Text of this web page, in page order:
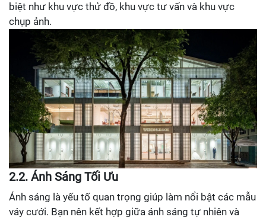
biệt như khu vực thử đồ, khu vực tư vấn và khu vực
chụp ảnh.
2.2. Ánh Sáng Tối Ưu
Ánh sáng là yếu tố quan trọng giúp làm nổi bật các mẫu
váy cưới. Bạn nên kết hợp giữa ánh sáng tự nhiên và